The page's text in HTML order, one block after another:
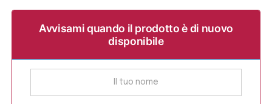
Avvisami quando il prodotto è di nuovo
disponibile